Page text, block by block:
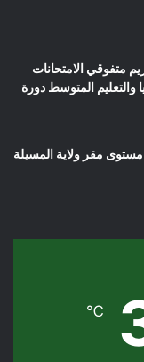
متفوقي الامتحانات
والتعليم المتوسط دورة
مقر ولاية المسيلة
℃